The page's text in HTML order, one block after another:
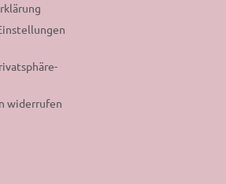
widerrufen